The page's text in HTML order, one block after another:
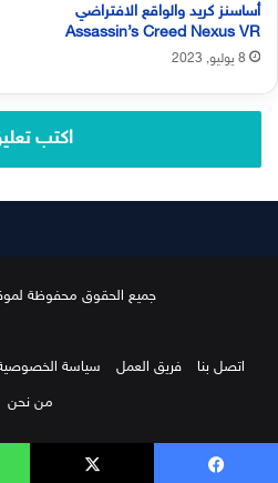
أساسنز كريد والواقع الافتراضي
Assassin’s Creed Nexus VR
8 يوليو, 2023
اكتب
جميع الحقوق محفوظة لموقع
اتصل بنا فريق العمل سياسة
من نحن